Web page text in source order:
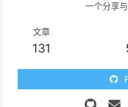
一个分享
文章
131